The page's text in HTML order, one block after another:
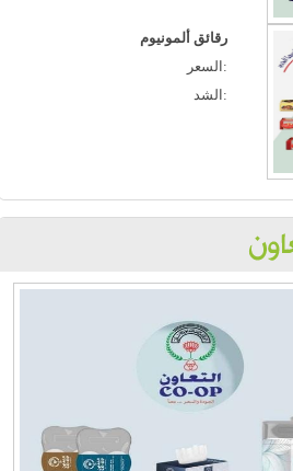
Monday, February 12, 2024
«تعاونية العارضية»: توزيع 9% أرباحاً للمساهمين
Thursday, January 18, 2024
Thursday, January 18, 2024
اتحاد الجمعيات يستقبل رئيس المكتب الإقليمي
لدول مجلس التعاون الخليجي في الاتحاد التعاوني
العربي
رقائق ألمونيوم
السعر:
الشد: